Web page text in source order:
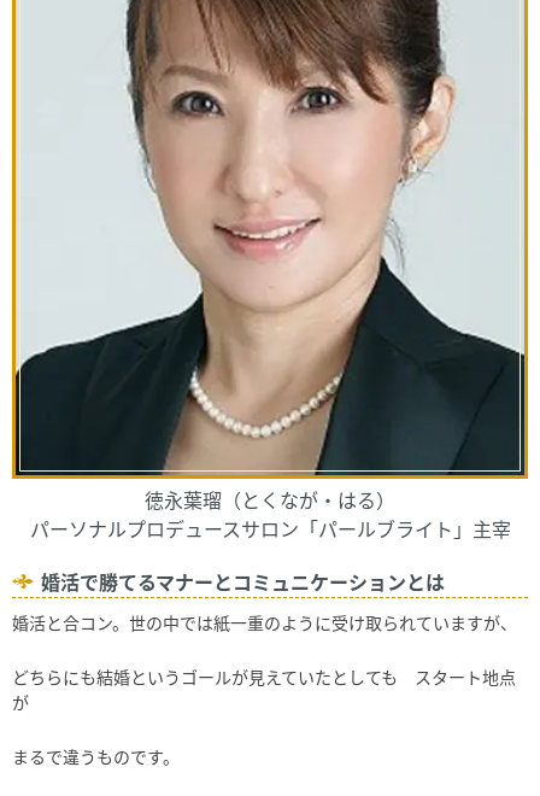
徳永葉瑠（とくなが・はる）
パーソナルプロデュースサロン「パールブライト」主宰
婚活で勝てるマナーとコミュニケーションとは
婚活と合コン。世の中では紙一重のように受け取られていますが、
どちらにも結婚というゴールが見えていたとしても スタート地点
が
まるで違うものです。